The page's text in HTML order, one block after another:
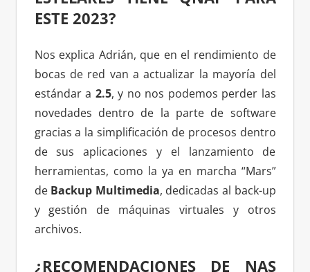
ESTE 2023?
Nos explica Adrián, que en el rendimiento de
bocas de red van a actualizar la mayoría del
estándar a 2.5, y no nos podemos perder las
novedades dentro de la parte de software
gracias a la simplificación de procesos dentro
de sus aplicaciones y el lanzamiento de
herramientas, como la ya en marcha “Mars”
de Backup Multimedia, dedicadas al back-up
y gestión de máquinas virtuales y otros
archivos.
¿RECOMENDACIONES DE NAS